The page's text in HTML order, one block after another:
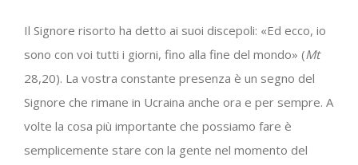
Il Signore risorto ha detto ai suoi discepoli: «Ed ecco, io
sono con voi tutti i giorni, fino alla fine del mondo» (Mt
28,20). La vostra constante presenza è un segno del
Signore che rimane in Ucraina anche ora e per sempre. A
volte la cosa più importante che possiamo fare è
semplicemente stare con la gente nel momento del